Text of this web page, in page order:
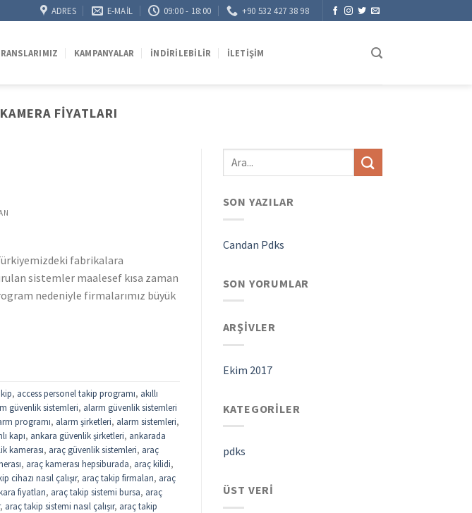
ADRES E-MAIL 09:00 - 18:00 +90 532 427 38 98
KAMPANYALAR İNDIRILEBILIR İLETIŞIM
KAMERA FIYATLARI
fabrikalara
sistemler maalesef kısa zaman
nedeniyle firmalarımız büyük
, access personel takip programı, akıllı
güvenlik sistemleri, alarm güvenlik sistemleri
programı, alarm şirketleri, alarm sistemleri,
kapı, ankara güvenlik şirketleri, ankarada
kamerası, araç güvenlik sistemleri, araç
, araç kamerası hepsiburada, araç kilidi,
cihazı nasıl çalışır, araç takip firmaları, araç
fiyatları, araç takip sistemi bursa, araç
, araç takip sistemi nasıl çalışır, araç takip
SON YAZILAR
Candan Pdks
SON YORUMLAR
ARŞIVLER
Ekim 2017
KATEGORILER
pdks
ÜST VERI